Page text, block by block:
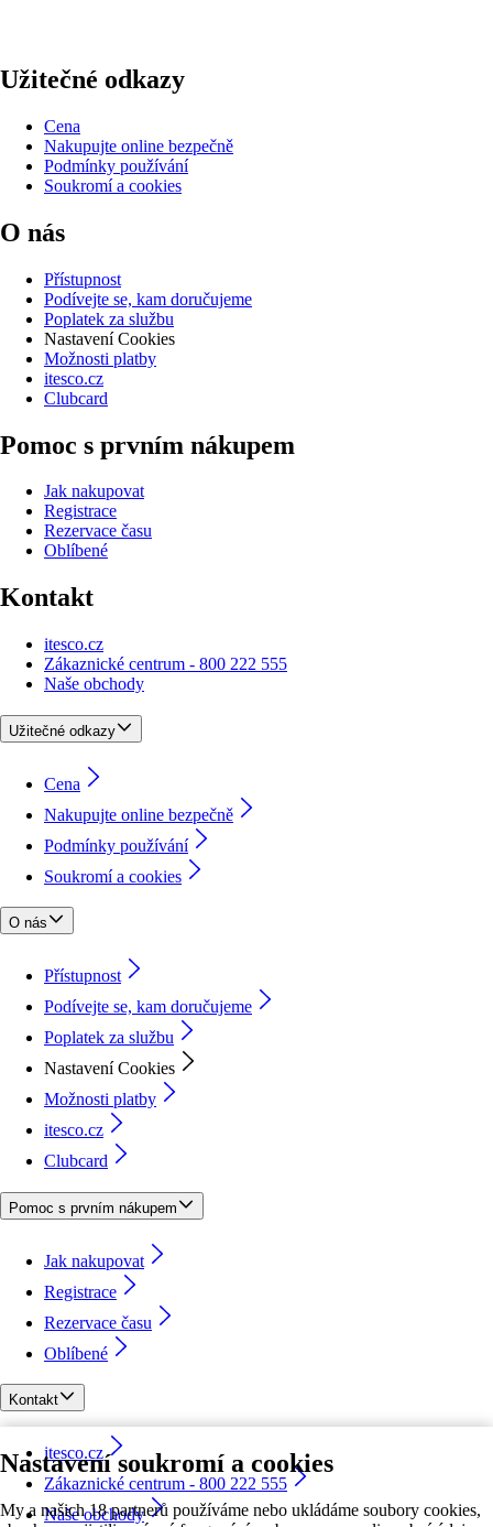
Nastavení soukromí a cookies
My a našich 18 partnerů používáme nebo ukládáme soubory cookies,
Užitečné odkazy
Cena
Nakupujte online bezpečně
Podmínky používání
Soukromí a cookies
O nás
Přístupnost
Podívejte se, kam doručujeme
Poplatek za službu
Nastavení Cookies
Možnosti platby
itesco.cz
Clubcard
Pomoc s prvním nákupem
Jak nakupovat
Registrace
Rezervace času
Oblíbené
Kontakt
itesco.cz
Zákaznické centrum - 800 222 555
Naše obchody
Užitečné odkazy
Cena
Nakupujte online bezpečně
Podmínky používání
Soukromí a cookies
O nás
Přístupnost
Podívejte se, kam doručujeme
Poplatek za službu
Nastavení Cookies
Možnosti platby
itesco.cz
Clubcard
Pomoc s prvním nákupem
Jak nakupovat
Registrace
Rezervace času
Oblíbené
Kontakt
itesco.cz
Zákaznické centrum - 800 222 555
Naše obchody